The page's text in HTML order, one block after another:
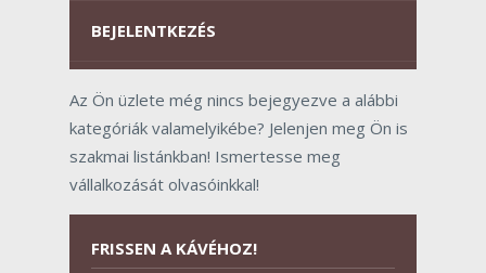
BEJELENTKEZÉS
Az Ön üzlete még nincs bejegyezve a alábbi
kategóriák valamelyikébe? Jelenjen meg Ön is
szakmai listánkban! Ismertesse meg
vállalkozását olvasóinkkal!
FRISSEN A KÁVÉHOZ!